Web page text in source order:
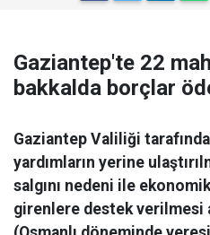
Gaziantep'te 22
bakkalda borçlar
Gaziantep Valiliği
yardımların yerine
salgını nedeni ile ekonomik
girenlere destek verilmesi